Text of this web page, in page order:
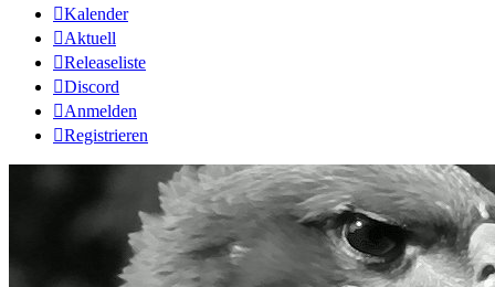
Kalender
Aktuell
Releaseliste
Discord
Anmelden
Registrieren